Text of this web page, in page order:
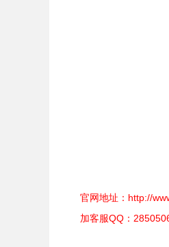
官网地址： http://
加客服QQ：